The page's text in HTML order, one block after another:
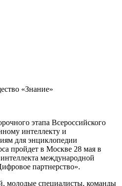
«Знание»
этапа Всероссийского
интеллекту и
для энциклопедии
пройдет в Москве 28 мая в
международной
партнерство».
молодые специалисты, команды